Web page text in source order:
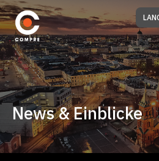
News & Einblicke